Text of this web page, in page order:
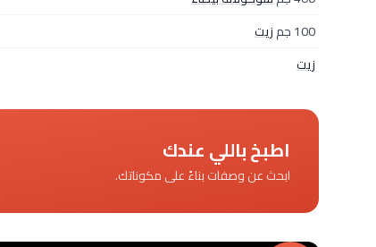
100 جم
زيت
زيت
اطبخ باللي عندك
ابحث عن وصفات بناءً على مكوناتك.